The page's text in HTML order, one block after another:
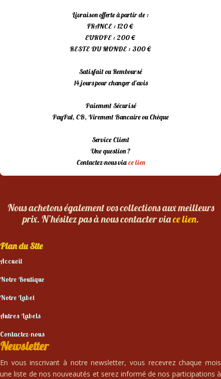
Livraison offerte à partir de :
FRANCE : 120 €
EUROPE : 200 €
RESTE DU MONDE : 300 €
Satisfait ou Remboursé
14 jours pour changer d’avis
Paiement Sécurisé
PayPal, CB, Virement Bancaire ou Chèque
Service Client
Une question ?
Contactez-nous viace lien
Nous achetons également vos collections aux meilleurs
prix. N’hésitez pas à nous contacter viace lien.
Plan du Site
Accueil
Notre Boutique
Notre Label
Autres Labels
Contactez-nous
Newsletter
En vous inscrivant à notre newsletter, vous recevrez chaque mois
une liste de nos nouveautés et serez informé de nos participations à